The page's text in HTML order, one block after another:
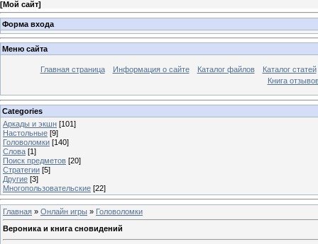
[Мой сайт]
Форма входа
Меню сайта
Главная страница Информация о сайте Каталог файлов
Каталог статей
Книга
Categories
Аркады и экшн [101]
Настольные [9]
Головоломки [140]
Слова [1]
Поиск предметов [20]
Стратегии [5]
Другие [3]
Многопользовательские [22]
Главная » Онлайн игры » Головоломки
Вероника и книга сновидений